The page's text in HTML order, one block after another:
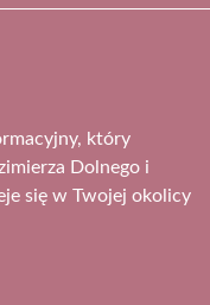
który
Dolnego i
się w Twojej okolicy